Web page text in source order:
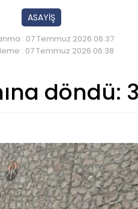
ASAYİŞ
: 07 Temmuz 2026 06:37
: 07 Temmuz 2026 06:38
döndü: